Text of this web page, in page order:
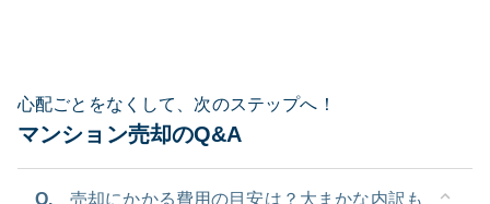
心配ごとをなくして、次のステップへ！
マンション売却のQ&A
Q.
売却にかかる費用の目安は？大まかな内訳も